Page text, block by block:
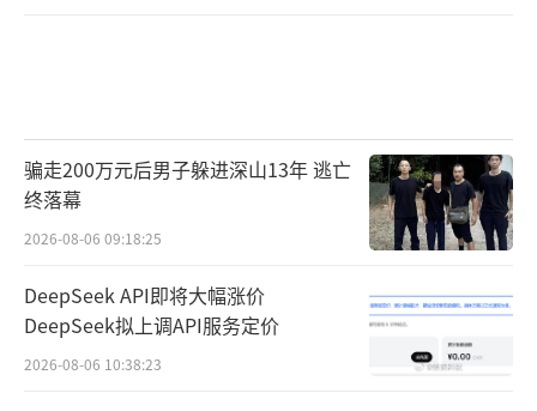
骗走200万元后男子躲进深山13年 逃亡
终落幕
2026-08-06 09:18:25
DeepSeek API即将大幅涨价
DeepSeek拟上调API服务定价
2026-08-06 10:38:23